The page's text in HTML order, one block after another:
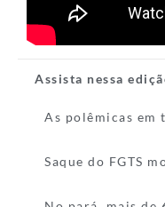
Assista nessa
As polêmicas em
Saque do FGTS